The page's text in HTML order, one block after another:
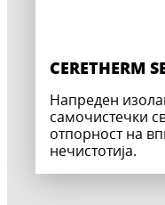
CERETHERM
Напреден
самочистечки
отпорност на
нечистотија.